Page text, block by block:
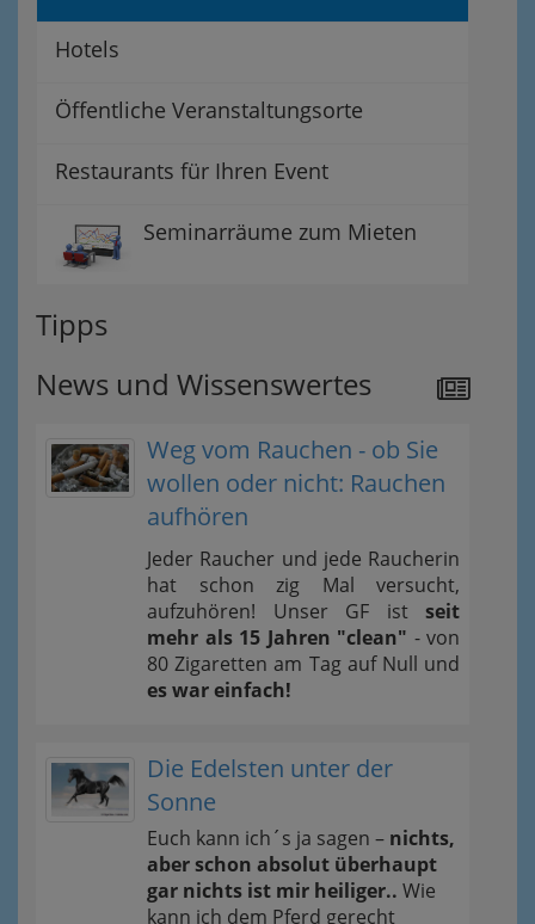
Hotels
Öffentliche Veranstaltungsorte
Restaurants für Ihren Event
Seminarräume zum Mieten
Tipps
News und Wissenswertes
Weg vom Rauchen - ob Sie
wollen oder nicht: Rauchen
aufhören
Jeder Raucher und jede Raucherin
hat schon zig Mal versucht,
aufzuhören! Unser GF ist seit
mehr als 15 Jahren "clean" - von
80 Zigaretten am Tag auf Null und
es war einfach!
Die Edelsten unter der
Sonne
Euch kann ich´s ja sagen – nichts,
aber schon absolut überhaupt
gar nichts ist mir heiliger.. Wie
kann ich dem Pferd gerecht